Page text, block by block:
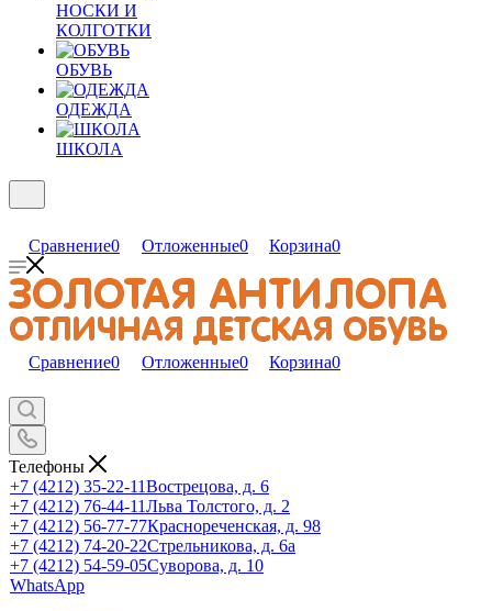
НОСКИ И
КОЛГОТКИ
ОБУВЬ
ОДЕЖДА
ШКОЛА
Сравнение0 Отложенные0 Корзина0
Сравнение0 Отложенные0 Корзина0
Телефоны
+7 (4212) 35-22-11Вострецова, д. 6
+7 (4212) 76-44-11Льва Толстого, д. 2
+7 (4212) 56-77-77Краснореченская, д. 98
+7 (4212) 74-20-22Стрельникова, д. 6а
+7 (4212) 54-59-05Суворова, д. 10
WhatsApp